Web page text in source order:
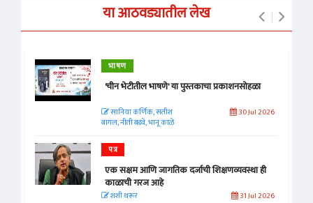
या आठवड्यातील लेख
भाषण
'चीन भेटीतील भाषणे' या पुस्तकाचा प्रकाशनसोहळा
सानिया कर्णिक, सतीश
बागल, नीती बडवे, भानू काळे
30 Jul 2026
पत्र
एक सक्षम आणि जागतिक दर्जाची शिक्षणव्यवस्था ही
काळाची गरज आहे
शशी थरूर 31 Jul 2026